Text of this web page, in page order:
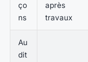
ço
ns
après
travaux
Au
dit